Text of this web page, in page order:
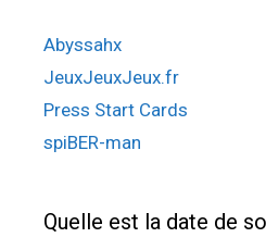
Abyssahx
JeuxJeuxJeux.fr
Press Start Cards
spiBER-man
Quelle est la date de